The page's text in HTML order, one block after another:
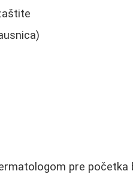
pre početka